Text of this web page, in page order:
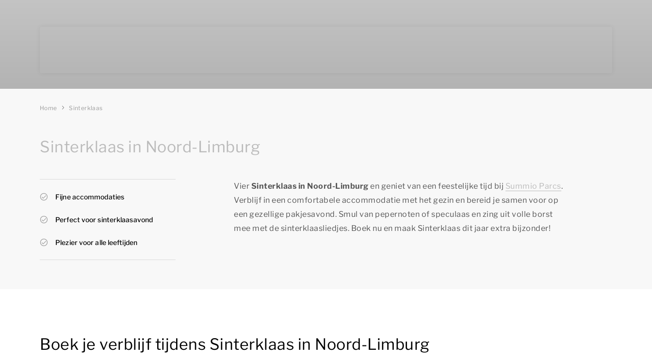
Home Sinterklaas
Sinterklaas in Noord-Limburg
Fijne accommodaties
Perfect voor sinterklaasavond
Plezier voor alle leeftijden
Vier Sinterklaas in Noord-Limburg en geniet van een feestelijke tijd bij Summio Parcs.
Verblijf in een comfortabele accommodatie met het gezin en bereid je samen voor op
een gezellige pakjesavond. Smul van pepernoten of speculaas en zing uit volle borst
mee met de sinterklaasliedjes. Boek nu en maak Sinterklaas dit jaar extra bijzonder!
Boek je verblijf tijdens Sinterklaas in Noord-Limburg